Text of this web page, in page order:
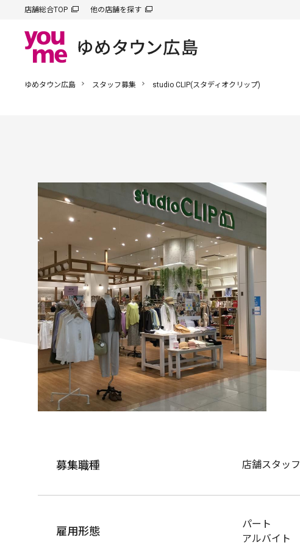
店舗総合TOP 他の店舗を探す
ゆめタウン広島 スタッフ募集 studio CLIP(スタディオクリップ)
募集職種 店舗スタッフ
雇用形態
パート
アルバイト